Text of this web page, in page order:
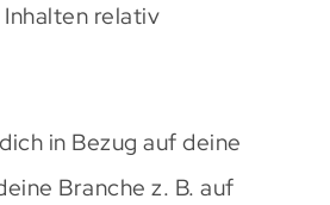
relativ
in Bezug auf deine
Branche z. B. auf